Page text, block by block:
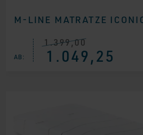
M-LINE MATRATZE
AB:
1.399,00
Ursprünglicher
Preis
war:1.049,25
Aktueller
Preis
ist: